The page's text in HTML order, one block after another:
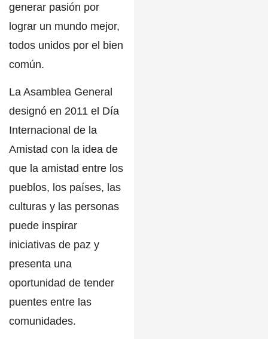
generar pasión por
lograr un mundo mejor,
todos unidos por el bien
común.
La Asamblea General
designó en 2011 el Día
Internacional de la
Amistad con la idea de
que la amistad entre los
pueblos, los países, las
culturas y las personas
puede inspirar
iniciativas de paz y
presenta una
oportunidad de tender
puentes entre las
comunidades.